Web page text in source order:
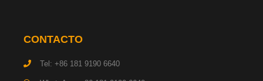
Placa de acero estructural de alta resistencia
CONTACTO
Tel: +86 181 9190 6640